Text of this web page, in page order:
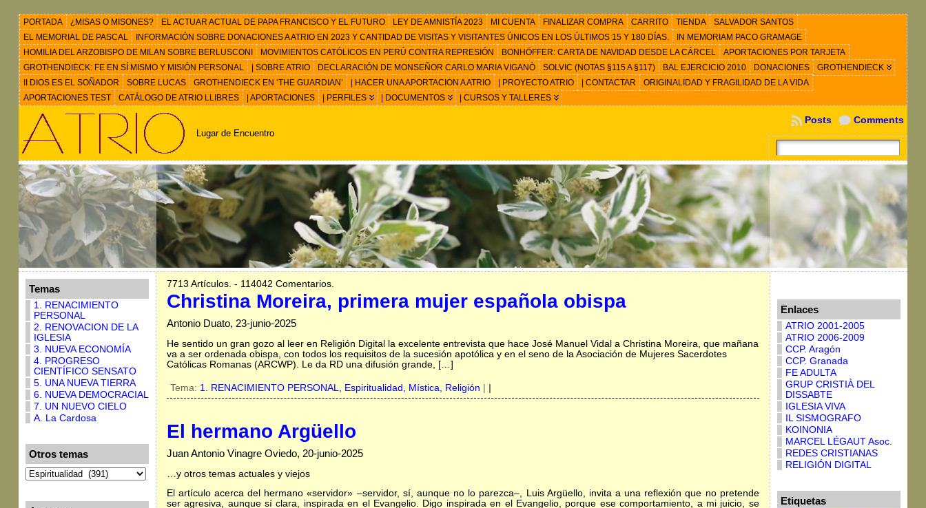
PORTADA ¿MISAS O MISONES? EL ACTUAR ACTUAL DE PAPA FRANCISCO Y EL FUTURO LEY DE AMNISTÍA 2023 MI CUENTA FINALIZAR COMPRA CARRITO TIENDA
SALVADOR SANTOS
EL MEMORIAL DE PASCAL
INFORMACIÓN SOBRE DONACIONES A ATRIO EN 2023 Y CANTIDAD DE VISITAS Y VISITANTES ÚNICOS EN LOS ÚLTIMOS 15 Y 180 DÍAS.
IN MEMORIAM PACO GRAMAGE
HOMILIA DEL ARZOBISPO DE MILAN SOBRE BERLUSCONI
MOVIMIENTOS CATÓLICOS EN PERÚ CONTRA REPRESIÓN BONHÖFFER: CARTA DE NAVIDAD DESDE LA CÁRCEL
APORTACIONES POR TARJETA
GROTHENDIECK: FE EN SÍ MISMO Y MISIÓN PERSONAL
| SOBRE ATRIO DECLARACIÓN DE MONSEÑOR CARLO MARIA VIGANÒ SOLVIC (NOTAS §115 A §117) BAL EJERCICIO 2010 DONACIONES
GROTHENDIECK
II DIOS ES EL SOÑADOR
SOBRE LUCAS GROTHENDIECK EN ‘THE GUARDIAN’ | HACER UNA APORTACION A ATRIO | PROYECTO ATRIO | CONTACTAR
ORIGINALIDAD Y FRAGILIDAD DE LA VIDA
APORTACIONES TEST
CATÁLOGO DE ATRIO LLIBRES | APORTACIONES | PERFILES | DOCUMENTOS | CURSOS Y TALLERES
Lugar de Encuentro
Comments
Posts
Temas
1. RENACIMIENTO
PERSONAL
2. RENOVACION DE LA
IGLESIA
3. NUEVA ECONOMÍA
4. PROGRESO
CIENTÍFICO SENSATO
5. UNA NUEVA TIERRA
6. NUEVA DEMOCRACIAL
7. UN NUEVO CIELO
A. La Cardosa
Otros temas
7713 Artículos. - 114042 Comentarios.
Christina Moreira, primera mujer española obispa
Antonio Duato, 23-junio-2025
He sentido un gran gozo al leer en Religión Digital la excelente entrevista que hace José Manuel Vidal a Christina Moreira, que mañana
va a ser ordenada obispa, con todos los requisitos de la sucesión apotólica y en el seno de la Asociación de Mujeres Sacerdotes
Católicas Romanas (ARCWP). Le da RD una difusión grande, […]
Tema: 1. RENACIMIENTO PERSONAL, Espiritualidad, Mística, Religión
El hermano Argüello
Juan Antonio Vinagre Oviedo, 20-junio-2025
…y otros temas actuales y viejos
El artículo acerca del hermano «servidor» –servidor, sí, aunque no lo parezca–, Luis Argüello, invita a una reflexión que no pretende
ser agresiva, aunque sí clara, inspirada en el Evangelio. Digo inspirada en el Evangelio, porque ese comportamiento, a mi juicio, se
Enlaces
ATRIO 2001-2005
ATRIO 2006-2009
CCP. Aragón
CCP. Granada
FE ADULTA
GRUP CRISTIÀ DEL
DISSABTE
IGLESIA VIVA
IL SISMOGRAFO
KOINONIA
MARCEL LÉGAUT Asoc.
REDES CRISTIANAS
RELIGIÓN DIGITAL
Etiquetas